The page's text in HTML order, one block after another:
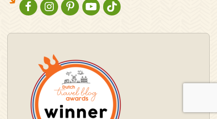
NATURESCANNER OP FACEBOOK
NATURESCANNER OP INSTAGRAM
NATURESCANNER OP PINTEREST
NATURESCANNER OP YOUTUBE
NATURESCANNER OP TIKTOK